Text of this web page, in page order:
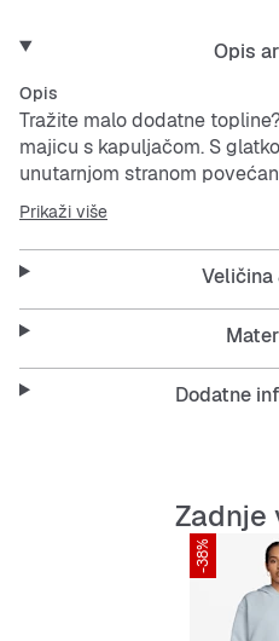
Opis
Opis
Tražite malo dodatne
majicu s kapuljačom. S
unutarnjom stranom
srednje gustoće pruža vam
prostranom, opuštenom kroju.
Prikaži više
Veličina
Dodatne
Zadnje
-38%